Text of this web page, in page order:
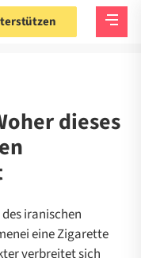
dieses
iranischen
eine Zigarette
verbreitet sich